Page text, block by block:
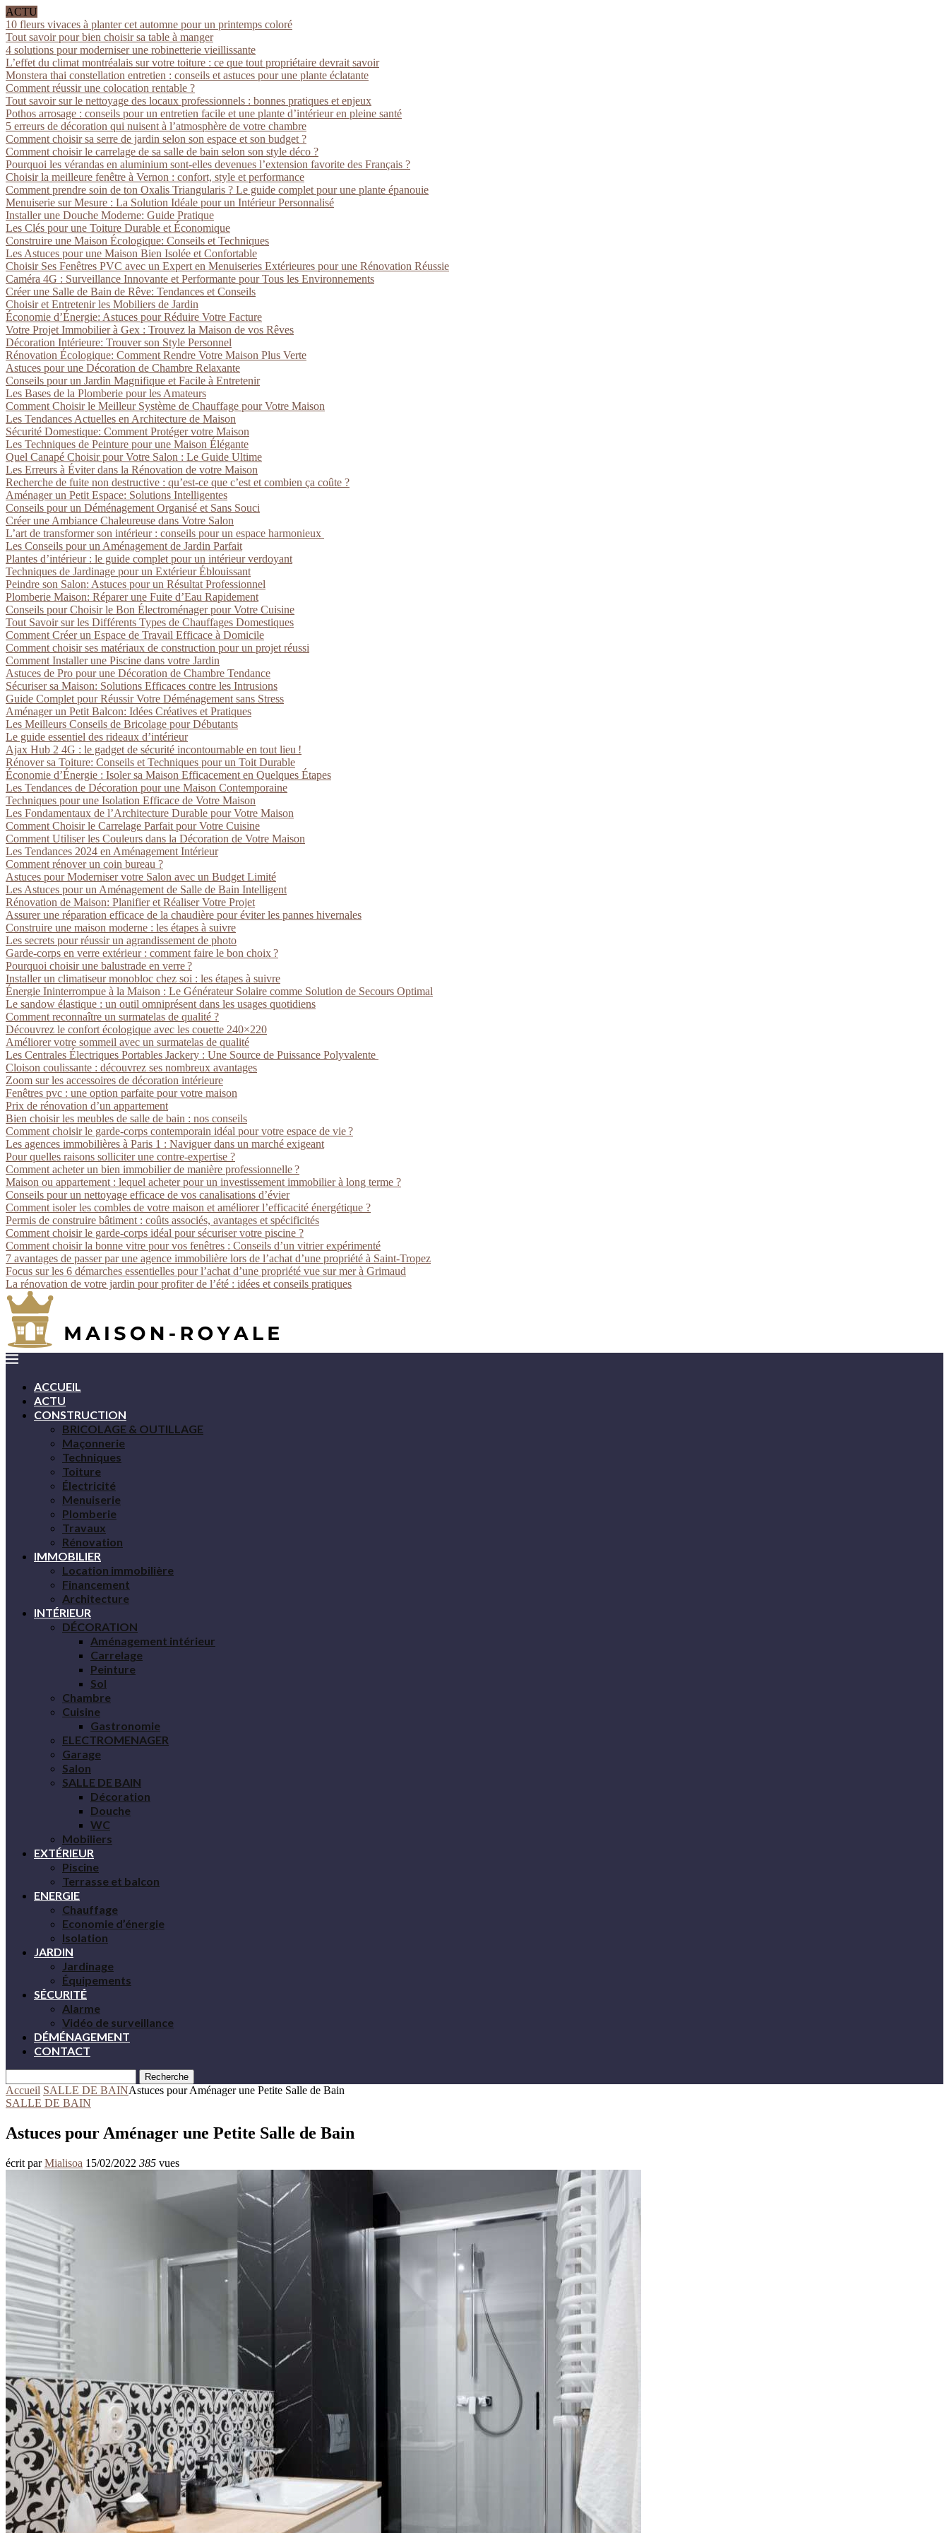
ACTU
10 fleurs vivaces à planter cet automne pour un printemps coloré
Tout savoir pour bien choisir sa table à manger
4 solutions pour moderniser une robinetterie vieillissante
L’effet du climat montréalais sur votre toiture : ce que tout propriétaire devrait savoir
Monstera thai constellation entretien : conseils et astuces pour une plante éclatante
Comment réussir une colocation rentable ?
Tout savoir sur le nettoyage des locaux professionnels : bonnes pratiques et enjeux
Pothos arrosage : conseils pour un entretien facile et une plante d’intérieur en pleine santé
5 erreurs de décoration qui nuisent à l’atmosphère de votre chambre
Comment choisir sa serre de jardin selon son espace et son budget ?
Comment choisir le carrelage de sa salle de bain selon son style déco ?
Pourquoi les vérandas en aluminium sont-elles devenues l’extension favorite des Français ?
Choisir la meilleure fenêtre à Vernon : confort, style et performance
Comment prendre soin de ton Oxalis Triangularis ? Le guide complet pour une plante épanouie
Menuiserie sur Mesure : La Solution Idéale pour un Intérieur Personnalisé
Installer une Douche Moderne: Guide Pratique
Les Clés pour une Toiture Durable et Économique
Construire une Maison Écologique: Conseils et Techniques
Les Astuces pour une Maison Bien Isolée et Confortable
Choisir Ses Fenêtres PVC avec un Expert en Menuiseries Extérieures pour une Rénovation Réussie
Caméra 4G : Surveillance Innovante et Performante pour Tous les Environnements
Créer une Salle de Bain de Rêve: Tendances et Conseils
Choisir et Entretenir les Mobiliers de Jardin
Économie d’Énergie: Astuces pour Réduire Votre Facture
Votre Projet Immobilier à Gex : Trouvez la Maison de vos Rêves
Décoration Intérieure: Trouver son Style Personnel
Rénovation Écologique: Comment Rendre Votre Maison Plus Verte
Astuces pour une Décoration de Chambre Relaxante
Conseils pour un Jardin Magnifique et Facile à Entretenir
Les Bases de la Plomberie pour les Amateurs
Comment Choisir le Meilleur Système de Chauffage pour Votre Maison
Les Tendances Actuelles en Architecture de Maison
Sécurité Domestique: Comment Protéger votre Maison
Les Techniques de Peinture pour une Maison Élégante
Quel Canapé Choisir pour Votre Salon : Le Guide Ultime
Les Erreurs à Éviter dans la Rénovation de votre Maison
Recherche de fuite non destructive : qu’est-ce que c’est et combien ça coûte ?
Aménager un Petit Espace: Solutions Intelligentes
Conseils pour un Déménagement Organisé et Sans Souci
Créer une Ambiance Chaleureuse dans Votre Salon
L’art de transformer son intérieur : conseils pour un espace harmonieux
Les Conseils pour un Aménagement de Jardin Parfait
Plantes d’intérieur : le guide complet pour un intérieur verdoyant
Techniques de Jardinage pour un Extérieur Éblouissant
Peindre son Salon: Astuces pour un Résultat Professionnel
Plomberie Maison: Réparer une Fuite d’Eau Rapidement
Conseils pour Choisir le Bon Électroménager pour Votre Cuisine
Tout Savoir sur les Différents Types de Chauffages Domestiques
Comment Créer un Espace de Travail Efficace à Domicile
Comment choisir ses matériaux de construction pour un projet réussi
Comment Installer une Piscine dans votre Jardin
Astuces de Pro pour une Décoration de Chambre Tendance
Sécuriser sa Maison: Solutions Efficaces contre les Intrusions
Guide Complet pour Réussir Votre Déménagement sans Stress
Aménager un Petit Balcon: Idées Créatives et Pratiques
Les Meilleurs Conseils de Bricolage pour Débutants
Le guide essentiel des rideaux d’intérieur
Ajax Hub 2 4G : le gadget de sécurité incontournable en tout lieu !
Rénover sa Toiture: Conseils et Techniques pour un Toit Durable
Économie d’Énergie : Isoler sa Maison Efficacement en Quelques Étapes
Les Tendances de Décoration pour une Maison Contemporaine
Techniques pour une Isolation Efficace de Votre Maison
Les Fondamentaux de l’Architecture Durable pour Votre Maison
Comment Choisir le Carrelage Parfait pour Votre Cuisine
Comment Utiliser les Couleurs dans la Décoration de Votre Maison
Les Tendances 2024 en Aménagement Intérieur
Comment rénover un coin bureau ?
Astuces pour Moderniser votre Salon avec un Budget Limité
Les Astuces pour un Aménagement de Salle de Bain Intelligent
Rénovation de Maison: Planifier et Réaliser Votre Projet
Assurer une réparation efficace de la chaudière pour éviter les pannes hivernales
Construire une maison moderne : les étapes à suivre
Les secrets pour réussir un agrandissement de photo
Garde-corps en verre extérieur : comment faire le bon choix ?
Pourquoi choisir une balustrade en verre ?
Installer un climatiseur monobloc chez soi : les étapes à suivre
Énergie Ininterrompue à la Maison : Le Générateur Solaire comme Solution de Secours Optimal
Le sandow élastique : un outil omniprésent dans les usages quotidiens
Comment reconnaître un surmatelas de qualité ?
Découvrez le confort écologique avec les couette 240×220
Améliorer votre sommeil avec un surmatelas de qualité
Les Centrales Électriques Portables Jackery : Une Source de Puissance Polyvalente
Cloison coulissante : découvrez ses nombreux avantages
Zoom sur les accessoires de décoration intérieure
Fenêtres pvc : une option parfaite pour votre maison
Prix de rénovation d’un appartement
Bien choisir les meubles de salle de bain : nos conseils
Comment choisir le garde-corps contemporain idéal pour votre espace de vie ?
Les agences immobilières à Paris 1 : Naviguer dans un marché exigeant
Pour quelles raisons solliciter une contre-expertise ?
Comment acheter un bien immobilier de manière professionnelle ?
Maison ou appartement : lequel acheter pour un investissement immobilier à long terme ?
Conseils pour un nettoyage efficace de vos canalisations d’évier
Comment isoler les combles de votre maison et améliorer l’efficacité énergétique ?
Permis de construire bâtiment : coûts associés, avantages et spécificités
Comment choisir le garde-corps idéal pour sécuriser votre piscine ?
Comment choisir la bonne vitre pour vos fenêtres : Conseils d’un vitrier expérimenté
7 avantages de passer par une agence immobilière lors de l’achat d’une propriété à Saint-Tropez
Focus sur les 6 démarches essentielles pour l’achat d’une propriété vue sur mer à Grimaud
La rénovation de votre jardin pour profiter de l’été : idées et conseils pratiques
ACCUEIL
ACTU
CONSTRUCTION
BRICOLAGE & OUTILLAGE
Maçonnerie
Techniques
Toiture
Électricité
Menuiserie
Plomberie
Travaux
Rénovation
IMMOBILIER
Location immobilière
Financement
Architecture
INTÉRIEUR
DÉCORATION
Aménagement intérieur
Carrelage
Peinture
Sol
Chambre
Cuisine
Gastronomie
ELECTROMENAGER
Garage
Salon
SALLE DE BAIN
Décoration
Douche
WC
Mobiliers
EXTÉRIEUR
Piscine
Terrasse et balcon
ENERGIE
Chauffage
Economie d’énergie
Isolation
JARDIN
Jardinage
Équipements
SÉCURITÉ
Alarme
Vidéo de surveillance
DÉMÉNAGEMENT
CONTACT
Recherche
Accueil SALLE DE BAINAstuces pour Aménager une Petite Salle de Bain
SALLE DE BAIN
Astuces pour Aménager une Petite Salle de Bain
écrit parMialisoa 15/02/2022 385 vues